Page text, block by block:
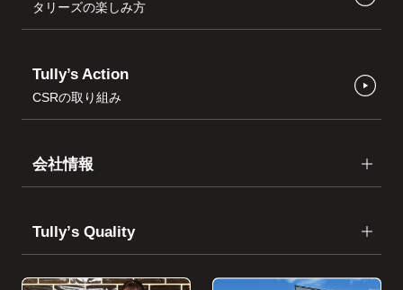
タリーズの楽しみ方
Tully’s Action
CSRの取り組み
会社情報
Tullyʼs Quality